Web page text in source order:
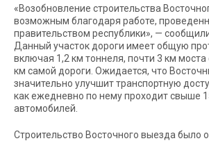
«Возобновление строительства
возможным благодаря работе,
правительством республики», —
Данный участок дороги имеет общую
включая 1,2 км тоннеля, почти 3 км моста
км самой дороги. Ожидается, что
значительно улучшит транспортную
как ежедневно по нему проходит свыше
автомобилей.
Строительство Восточного выезда было